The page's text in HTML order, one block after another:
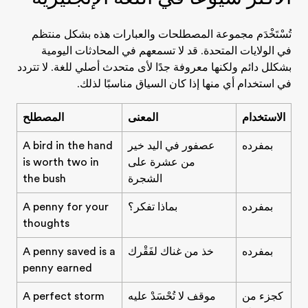
تُسْتَخْدَم مجموعة المصطلحات والعبارات هذه بشكل منتظم
في الولايات المتحدة. قد لا تسمعهم في المحادثات اليومية
بشكلل دائم ولكنها معروفة جدًا لأى متحدث أصلي للغة. لا تتردد
في استخدام أي منها إذا كان السياق مناسبًا لذلك.
المصطلح المعنى الاستخدام
A bird in the hand
is worth two in
the bush
عصفور في اليد خير
من عشرة على
الشجرة
بمفرده
A penny for your
thoughts
بماذا تفكر؟ بمفرده
A penny saved is a
penny earned
خذ من غناك لفَقْرك بمفرده
A perfect storm موقف لا تُحْسَدْ عليه
كجزء من